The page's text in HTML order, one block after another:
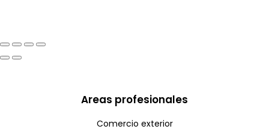
Areas profesionales
Comercio exterior